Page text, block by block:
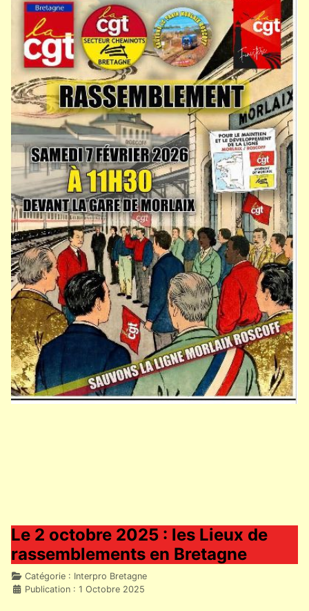
Le 2 octobre 2025 : les Lieux de
rassemblements en Bretagne
DétailsCatégorie : Interpro Bretagne
Publication : 1 Octobre 2025